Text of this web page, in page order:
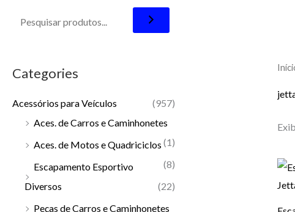
Categories
Acessórios para Veículos
(957)
Aces. de Carros e Caminhonetes
(1)
Aces. de Motos e Quadriciclos
(8)
Escapamento Esportivo
Diversos
(22)
Peças de Carros e Caminhonetes